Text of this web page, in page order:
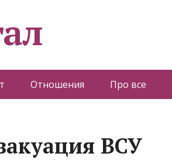
Отношения Про все
ВСУ